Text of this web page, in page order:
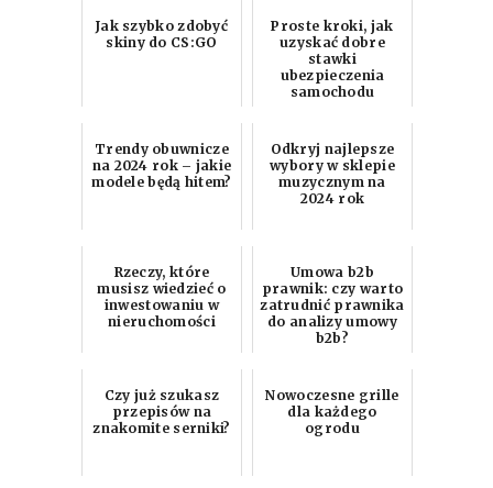
Jak szybko zdobyć
skiny do CS:GO
Proste kroki, jak
uzyskać dobre
stawki
ubezpieczenia
samochodu
Trendy obuwnicze
na 2024 rok – jakie
modele będą hitem?
Odkryj najlepsze
wybory w sklepie
muzycznym na
2024 rok
Rzeczy, które
musisz wiedzieć o
inwestowaniu w
nieruchomości
Umowa b2b
prawnik: czy warto
zatrudnić prawnika
do analizy umowy
b2b?
Czy już szukasz
przepisów na
znakomite serniki?
Nowoczesne grille
dla każdego
ogrodu